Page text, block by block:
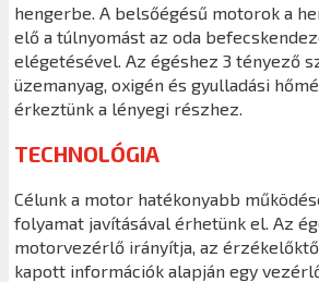
hengerbe. A belsőégésű motorok a
elő a túlnyomást az oda
elégetésével. Az égéshez 3 tényező
üzemanyag, oxigén és gyulladási
érkeztünk a lényegi részhez.
TECHNOLÓGIA
Célunk a motor hatékonyabb
folyamat javításával érhetünk el. Az
motorvezérlő irányítja, az
kapott információk alapján egy